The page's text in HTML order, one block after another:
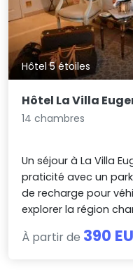
Hôtel 5 étoiles
Hôtel La Villa
14 chambres
Un séjour à La Villa
praticité avec un
de recharge pour
explorer la région
À partir de 390